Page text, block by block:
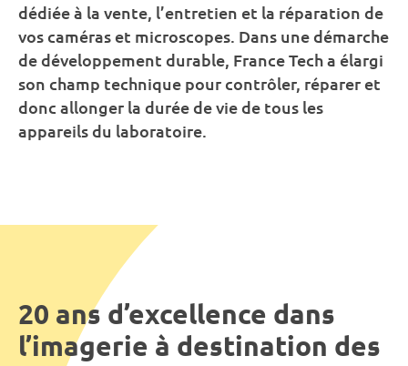
dédiée à la vente, l’entretien et la réparation de
vos caméras et microscopes. Dans une démarche
de développement durable, France Tech a élargi
son champ technique pour contrôler, réparer et
donc allonger la durée de vie de tous les
appareils du laboratoire.
20 ans d’excellence dans
l’imagerie à destination des